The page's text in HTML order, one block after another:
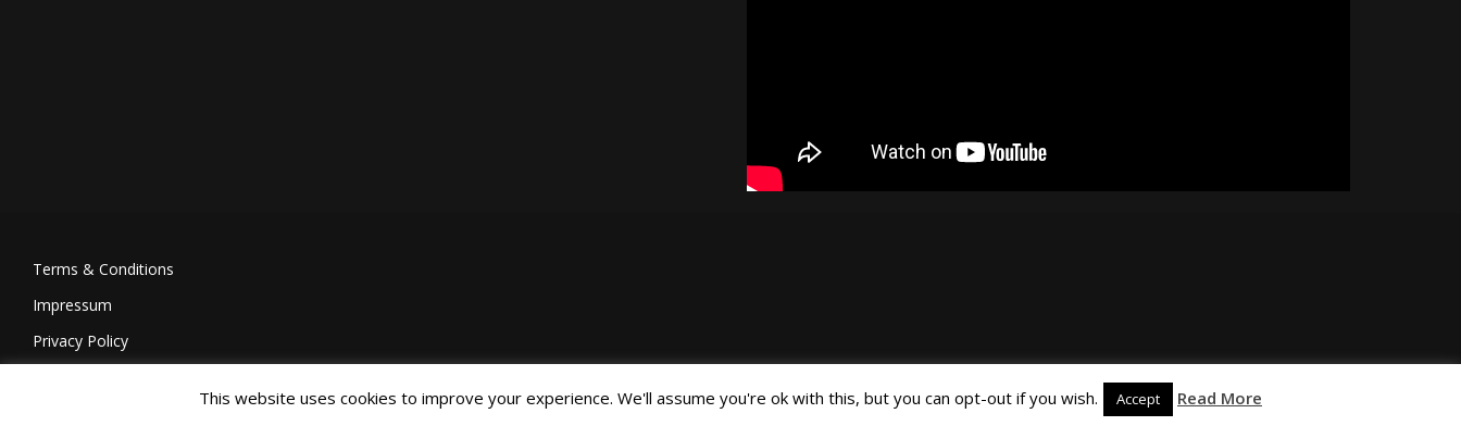
Terms & Conditions
Impressum
Privacy Policy
©Joa Helgesson, 2018
This website uses cookies to improve your experience. We'll assume you're ok with this, but you can opt-out if you wish. Accept Read More